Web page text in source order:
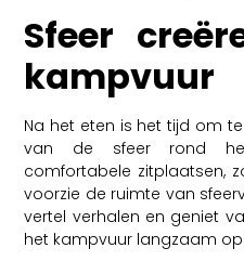
Sfeer
kampvuur
Na het eten is het tijd om
van de sfeer rond
comfortabele zitplaatsen,
voorzie de ruimte van
vertel verhalen en geniet
het kampvuur langzaam